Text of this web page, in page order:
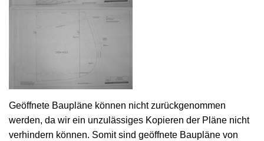
Geöffnete Baupläne können nicht zurückgenommen
werden, da wir ein unzulässiges Kopieren der Pläne nicht
verhindern können. Somit sind geöffnete Baupläne von